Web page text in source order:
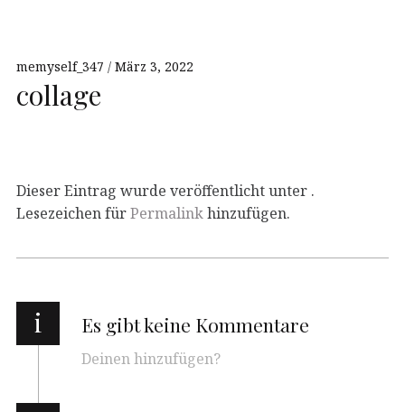
memyself_347 März 3, 2022
collage
Dieser Eintrag wurde veröffentlicht unter .
Lesezeichen fürPermalinkhinzufügen.
i Es gibt keine Kommentare
Deinen hinzufügen?